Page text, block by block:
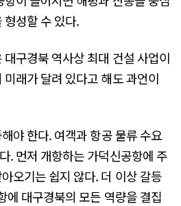
형성할 수 있다.
구경북 역사상 최대 건설 사업이
래가 달려 있다고 해도 과언이
야 한다. 여객과 항공 물류 수요
. 먼저 개항하는 가덕신공항에 주
오기는 쉽지 않다. 더 이상 갈등
에 대구경북의 모든 역량을 결집